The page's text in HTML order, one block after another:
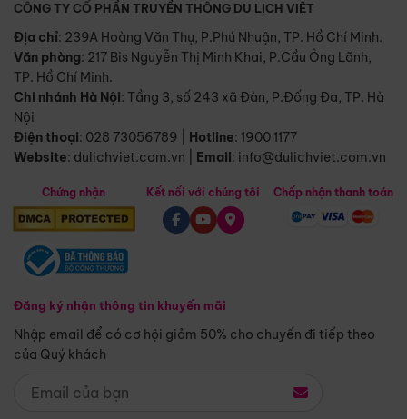
CÔNG TY CỔ PHẦN TRUYỀN THÔNG DU LỊCH VIỆT
Địa chỉ: 239A Hoàng Văn Thụ, P.Phú Nhuận, TP. Hồ Chí Minh.
Văn phòng: 217 Bis Nguyễn Thị Minh Khai, P.Cầu Ông Lãnh,
TP. Hồ Chí Minh.
Chi nhánh Hà Nội: Tầng 3, số 243 xã Đàn, P.Đống Đa, TP. Hà
Nội
Điện thoại: 028 73056789 Hotline: 1900 1177
Website: dulichviet.com.vn Email: info@dulichviet.com.vn
Chứng nhận
Đăng ký nhận thông tin khuyến mãi
Nhập email để có cơ hội giảm 50% cho chuyến đi tiếp theo
của Quý khách
Kết nối với chúng tôi Chấp nhận thanh toán